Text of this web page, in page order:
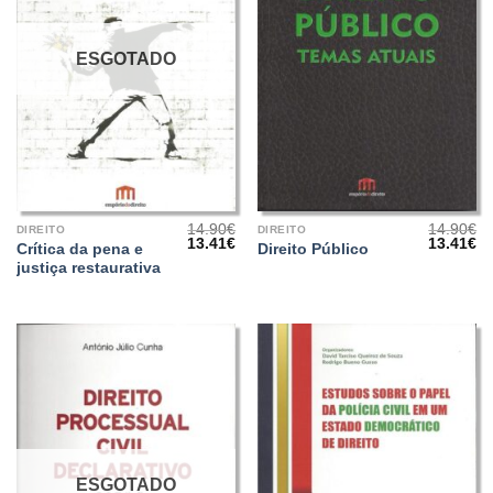
ESGOTADO
DIREITO
Crítica da pena e
justiça restaurativa
14.90€
O
13.41€O
preço
DIREITO
Direito Público
14.90€
O
13.41€O
ESGOTADO